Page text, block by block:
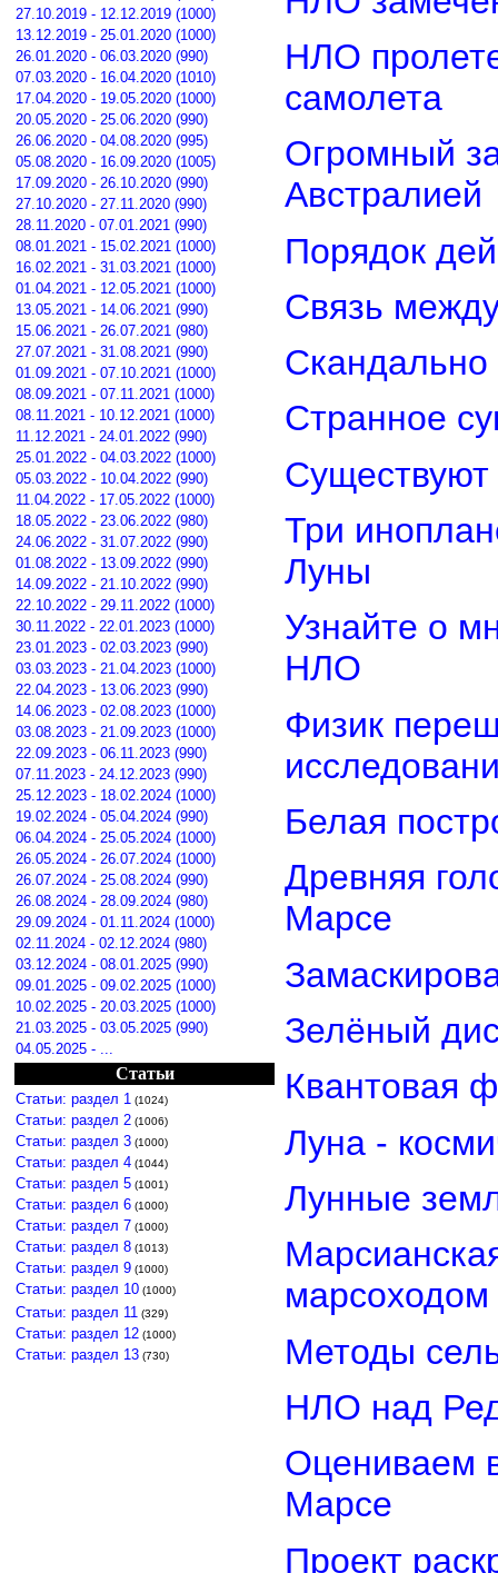
27.10.2019 - 12.12.2019 (1000)
13.12.2019 - 25.01.2020 (1000)
26.01.2020 - 06.03.2020 (990)
07.03.2020 - 16.04.2020 (1010)
17.04.2020 - 19.05.2020 (1000)
20.05.2020 - 25.06.2020 (990)
26.06.2020 - 04.08.2020 (995)
05.08.2020 - 16.09.2020 (1005)
17.09.2020 - 26.10.2020 (990)
27.10.2020 - 27.11.2020 (990)
28.11.2020 - 07.01.2021 (990)
08.01.2021 - 15.02.2021 (1000)
16.02.2021 - 31.03.2021 (1000)
01.04.2021 - 12.05.2021 (1000)
13.05.2021 - 14.06.2021 (990)
15.06.2021 - 26.07.2021 (980)
27.07.2021 - 31.08.2021 (990)
01.09.2021 - 07.10.2021 (1000)
08.09.2021 - 07.11.2021 (1000)
08.11.2021 - 10.12.2021 (1000)
11.12.2021 - 24.01.2022 (990)
25.01.2022 - 04.03.2022 (1000)
05.03.2022 - 10.04.2022 (990)
11.04.2022 - 17.05.2022 (1000)
18.05.2022 - 23.06.2022 (980)
24.06.2022 - 31.07.2022 (990)
01.08.2022 - 13.09.2022 (990)
14.09.2022 - 21.10.2022 (990)
22.10.2022 - 29.11.2022 (1000)
30.11.2022 - 22.01.2023 (1000)
23.01.2023 - 02.03.2023 (990)
03.03.2023 - 21.04.2023 (1000)
22.04.2023 - 13.06.2023 (990)
14.06.2023 - 02.08.2023 (1000)
03.08.2023 - 21.09.2023 (1000)
22.09.2023 - 06.11.2023 (990)
07.11.2023 - 24.12.2023 (990)
25.12.2023 - 18.02.2024 (1000)
19.02.2024 - 05.04.2024 (990)
06.04.2024 - 25.05.2024 (1000)
26.05.2024 - 26.07.2024 (1000)
26.07.2024 - 25.08.2024 (990)
26.08.2024 - 28.09.2024 (980)
29.09.2024 - 01.11.2024 (1000)
02.11.2024 - 02.12.2024 (980)
03.12.2024 - 08.01.2025 (990)
09.01.2025 - 09.02.2025 (1000)
10.02.2025 - 20.03.2025 (1000)
21.03.2025 - 03.05.2025 (990)
04.05.2025 - ...
Статьи
Статьи: раздел 1 (1024)
Статьи: раздел 2 (1006)
Статьи: раздел 3 (1000)
Статьи: раздел 4 (1044)
Статьи: раздел 5 (1001)
Статьи: раздел 6 (1000)
Статьи: раздел 7 (1000)
Статьи: раздел 8 (1013)
Статьи: раздел 9 (1000)
Статьи: раздел 10 (1000)
Статьи: раздел 11 (329)
Статьи: раздел 12 (1000)
Статьи: раздел 13 (730)
НЛО
самолета
Огромный
Австралией
Порядок
Связь
Странное
Три
Луны
Узнайте о
НЛО
Физик
Белая
Древняя
Марсе
Зелёный
Квантовая
Луна -
Лунные
марсоходом
Методы
НЛО над
Оцениваем
Марсе
Проект